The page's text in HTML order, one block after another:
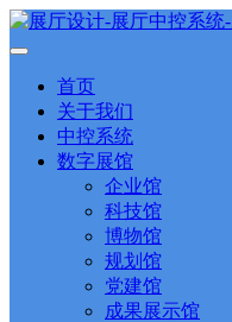
首页
关于我们
中控系统
数字展馆
企业馆
科技馆
博物馆
规划馆
党建馆
成果展示馆